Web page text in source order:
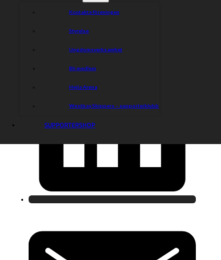
Kontakta föreningen
Styrelse
Ungdomsverksamhet
Bli medlem
Hejla Arena
Westbay Skippers – supporterklubb
SUPPORTERSHOP